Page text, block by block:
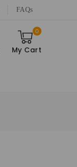
FAQs
0
My Cart